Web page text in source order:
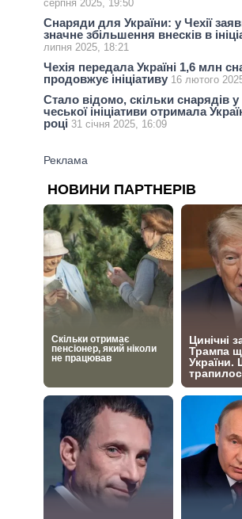
серпня 2025, 19:50
Снаряди для України: у Чехії
значне збільшення внесків в
липня 2025, 18:21
Чехія передала Україні 1,6 млн
продовжує ініціативу 16 лютого
Стало відомо, скільки снарядів
чеської ініціативи отримала
році 31 січня 2025, 16:09